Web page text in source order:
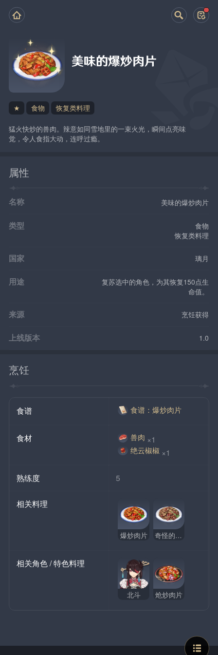
美味的爆炒肉片
★ 食物 恢复类料理
猛火快炒的兽肉。辣意如同雪地里的一束火光，瞬间点亮味
觉，令人食指大动，连呼过瘾。
属性
名称 美味的爆炒肉片
类型
食物
恢复类料理
国家 璃月
用途
复苏选中的角色，为其恢复150点生
命值。
来源 烹饪获得
上线版本 1.0
烹饪
食谱 食谱：爆炒肉片
食材 兽肉 ×1
绝云椒椒 ×1
熟练度 5
相关料理
爆炒肉片 奇怪的爆炒肉片
相关角色 / 特色料理
北斗 炝炒肉片